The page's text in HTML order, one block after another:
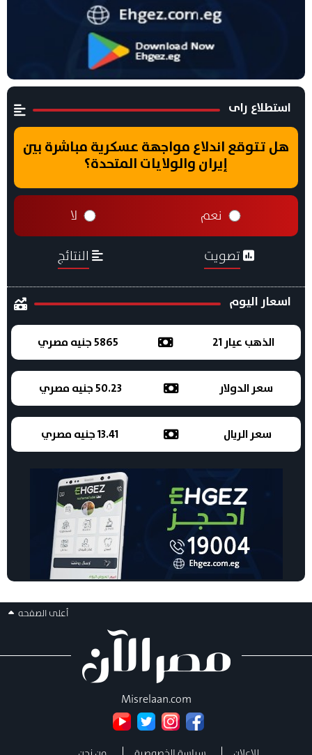
استطلاع راى
هل تتوقع اندلاع مواجهة عسكرية مباشرة بين
إيران والولايات المتحدة؟
نعم لا
تصويت النتائج
اسعار اليوم
الذهب عيار 21 5865 جنيه مصري
سعر الدولار 50.23 جنيه مصري
سعر الريال 13.41 جنيه مصري
أعلى الصفحه
Misrelaan.com